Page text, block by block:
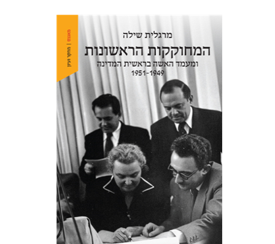
מרגלית שילה
הנחת אתר ספר מודפס
$42
$38